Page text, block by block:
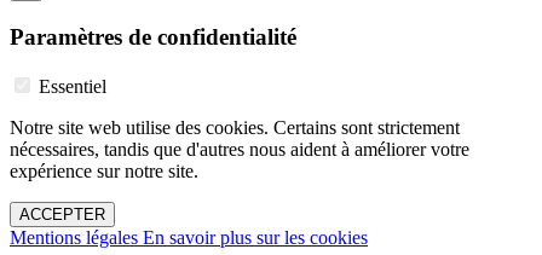
Paramètres de confidentialité
Essentiel
Notre site web utilise des cookies. Certains sont strictement
nécessaires, tandis que d'autres nous aident à améliorer votre
expérience sur notre site.
ACCEPTER
Mentions légales En savoir plus sur les cookies